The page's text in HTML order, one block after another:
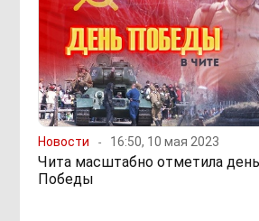
Новости 16:50, 10 мая 2023
Чита масштабно отметила день
Победы